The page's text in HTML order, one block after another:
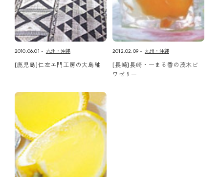
2010.06.01 九州・沖縄
[鹿児島]仁左エ門工房の大島紬
2012.02.09 九州・沖縄
[長崎]長崎・一まる香の茂木ビ
ワゼリー